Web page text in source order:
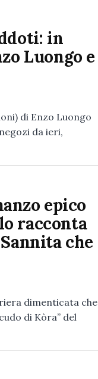
in
Luongo e
di Enzo Luongo
da ieri,
epico
racconta
che
dimenticata che
di Kòra” del